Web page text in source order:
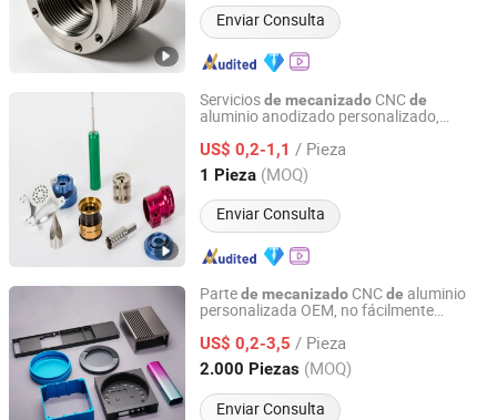
Enviar Consulta
Serviciosde mecanizado CNCde
aluminio anodizado personalizado,
depiezasy procesamiento
US$ 0,2-1,1 / Pieza
1 Pieza (MOQ)
Enviar Consulta
Mastars Industries Co., Ltd.
Guangdong, China Desde 2025
Partede mecanizado CNCde aluminio
personalizada OEM, no fácilmente
US$ 0,2-3,5 / Pieza
2.000 Piezas (MOQ)
Enviar Consulta
Guangdong Yubiao Hardware Co., Ltd.
Guangdong, China Desde 2019